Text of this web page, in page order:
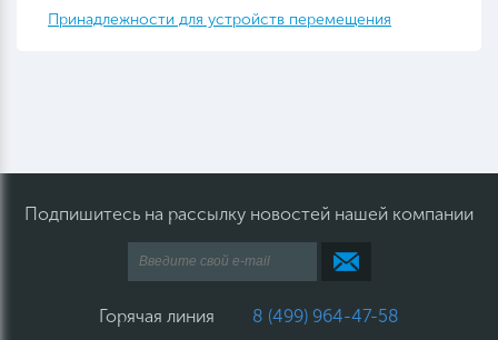
Принадлежности для устройств перемещения
Подпишитесь на рассылку новостей нашей компании
Горячая линия 8 (499) 964-47-58